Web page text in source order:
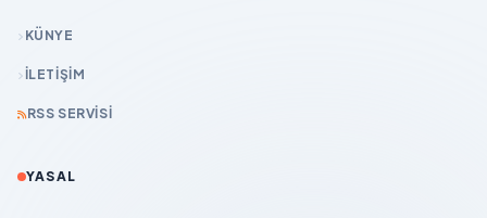
KÜNYE
İLETIŞIM
RSS SERVISI
YASAL